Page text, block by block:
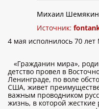
Михаил Шемякин
Источник:
4 мая исполнилось 70
«Гражданин мира»,
детство провел в
Ленинграде, по воле
США, живет
важным проводником
жизнь, в которой